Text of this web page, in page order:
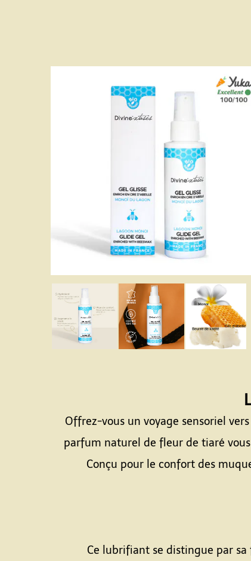
Offrez-vous un voyage sensoriel
parfum naturel de fleur de tiaré
Conçu pour le confort des
Ce lubrifiant se distingue par sa